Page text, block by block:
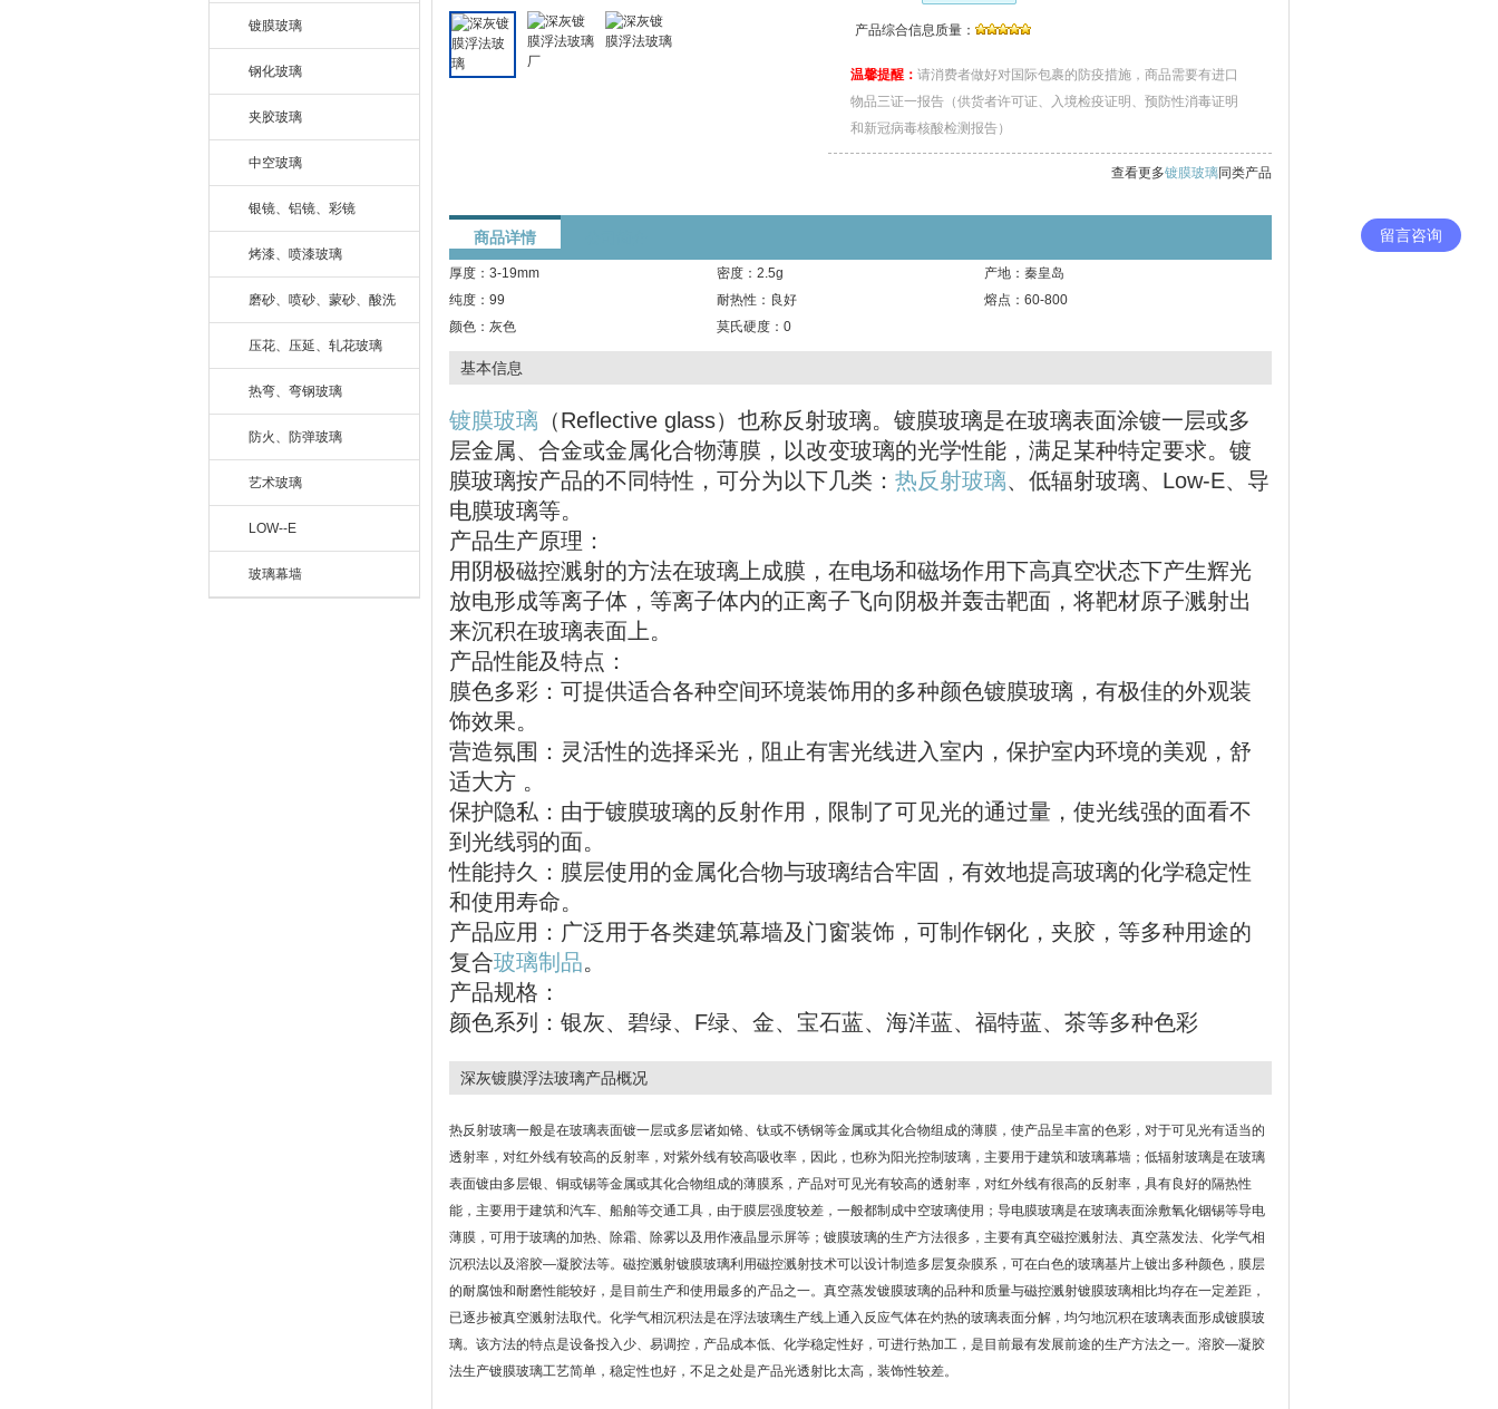
镀膜玻璃
钢化玻璃
夹胶玻璃
中空玻璃
银镜、铝镜、彩镜
烤漆、喷漆玻璃
磨砂、喷砂、蒙砂、酸洗
压花、压延、轧花玻璃
热弯、弯钢玻璃
防火、防弹玻璃
艺术玻璃
LOW--E
玻璃幕墙
留言咨询
产品综合信息质量：
温馨提醒： 请消费者做好对国际包裹的防疫措施，商品需要有进口
物品三证一报告（供货者许可证、入境检疫证明、预防性消毒证明
和新冠病毒核酸检测报告）
查看更多镀膜玻璃同类产品
商品详情
厚度：3-19mm 密度：2.5g
产地：秦皇岛
纯度：99
耐热性：良好
熔点：60-800
颜色：灰色
莫氏硬度：0
基本信息
镀膜玻璃 （Reflective glass）也称反射玻璃。镀膜玻璃是在玻璃表面涂镀一层或多
层金属、合金或金属化合物薄膜，以改变玻璃的光学性能，满足某种特定要求。镀
膜玻璃按产品的不同特性，可分为以下几类： 热反射玻璃、低辐射玻璃、Low-E、导
电膜玻璃等。
产品生产原理：
用阴极磁控溅射的方法在玻璃上成膜，在电场和磁场作用下高真空状态下产生辉光
放电形成等离子体，等离子体内的正离子飞向阴极并轰击靶面，将靶材原子溅射出
来沉积在玻璃表面上。
产品性能及特点：
膜色多彩：可提供适合各种空间环境装饰用的多种颜色镀膜玻璃，有极佳的外观装
饰效果。
营造氛围：灵活性的选择采光，阻止有害光线进入室内，保护室内环境的美观，舒
适大方 。
保护隐私：由于镀膜玻璃的反射作用，限制了可见光的通过量，使光线强的面看不
到光线弱的面。
性能持久：膜层使用的金属化合物与玻璃结合牢固，有效地提高玻璃的化学稳定性
和使用寿命。
产品应用：广泛用于各类建筑幕墙及门窗装饰，可制作钢化，夹胶，等多种用途的
复合玻璃制品。
产品规格：
颜色系列：银灰、碧绿、F绿、金、宝石蓝、海洋蓝、福特蓝、茶等多种色彩
深灰镀膜浮法玻璃产品概况
热反射玻璃一般是在玻璃表面镀一层或多层诸如铬、钛或不锈钢等金属或其化合物组成的薄膜，使产品呈丰富的色彩，对于可见光有适当的
透射率，对红外线有较高的反射率，对紫外线有较高吸收率，因此，也称为阳光控制玻璃，主要用于建筑和玻璃幕墙；低辐射玻璃是在玻璃
表面镀由多层银、铜或锡等金属或其化合物组成的薄膜系，产品对可见光有较高的透射率，对红外线有很高的反射率，具有良好的隔热性
能，主要用于建筑和汽车、船舶等交通工具，由于膜层强度较差，一般都制成中空玻璃使用；导电膜玻璃是在玻璃表面涂敷氧化铟锡等导电
薄膜，可用于玻璃的加热、除霜、除雾以及用作液晶显示屏等；镀膜玻璃的生产方法很多，主要有真空磁控溅射法、真空蒸发法、化学气相
沉积法以及溶胶—凝胶法等。磁控溅射镀膜玻璃利用磁控溅射技术可以设计制造多层复杂膜系，可在白色的玻璃基片上镀出多种颜色，膜层
的耐腐蚀和耐磨性能较好，是目前生产和使用最多的产品之一。真空蒸发镀膜玻璃的品种和质量与磁控溅射镀膜玻璃相比均存在一定差距，
已逐步被真空溅射法取代。化学气相沉积法是在浮法玻璃生产线上通入反应气体在灼热的玻璃表面分解，均匀地沉积在玻璃表面形成镀膜玻
璃。该方法的特点是设备投入少、易调控，产品成本低、化学稳定性好，可进行热加工，是目前最有发展前途的生产方法之一。溶胶—凝胶
法生产镀膜玻璃工艺简单，稳定性也好，不足之处是产品光透射比太高，装饰性较差。